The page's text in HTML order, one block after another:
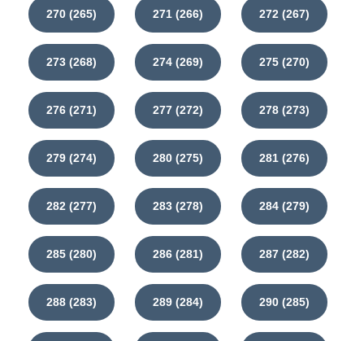
270 (265) 271 (266) 272 (267)
273 (268) 274 (269) 275 (270)
276 (271) 277 (272) 278 (273)
279 (274) 280 (275) 281 (276)
282 (277) 283 (278) 284 (279)
285 (280) 286 (281) 287 (282)
288 (283) 289 (284) 290 (285)